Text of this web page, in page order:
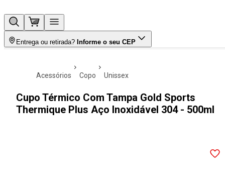
Entrega ou retirada? Informe o seu CEP
acessórios copo unissex
Cupo Térmico Com Tampa Gold Sports
Thermique Plus Aço Inoxidável 304 - 500ml